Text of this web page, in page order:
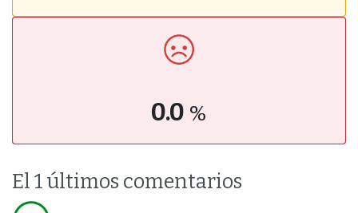
0.0 %
El 1 últimos comentarios